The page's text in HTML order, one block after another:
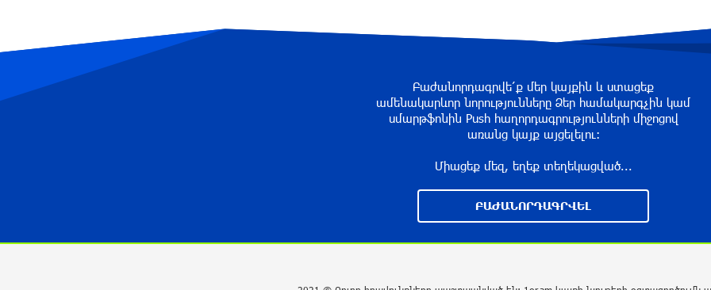
Բաժանորդագրվե՛ք մեր կայքին և ստացեք
ամենակարևոր նորությունները Ձեր համակարգչին կամ
սմարթֆոնին Push հաղորդագրությունների միջոցով
առանց կայք այցելելու։
Միացեք մեզ, եղեք տեղեկացված...
ԲԱԺԱՆՈՐԴԱԳՐՎԵԼ